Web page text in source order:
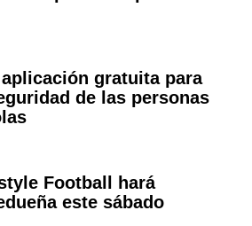
gratuita para
de las personas
Football hará
este sábado